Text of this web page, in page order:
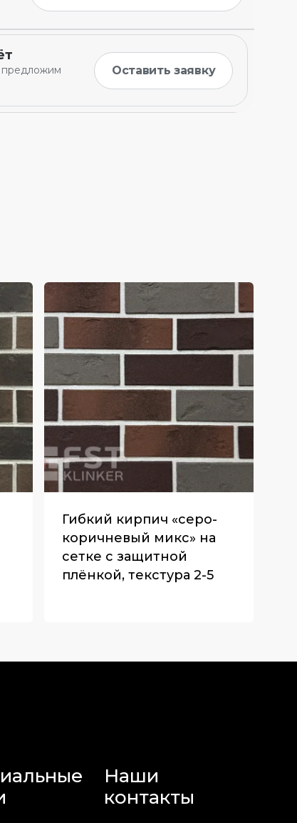
Оставить заявку
Гибкий кирпич «серо-
коричневый микс» на
сетке с защитной
плёнкой, текстура 2-5
Наши
контакты